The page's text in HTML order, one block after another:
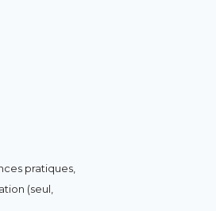
pratiques,
(seul,